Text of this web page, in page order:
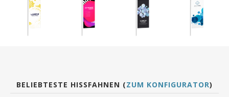
BELIEBTESTE HISSFAHNEN (ZUM KONFIGURATOR)